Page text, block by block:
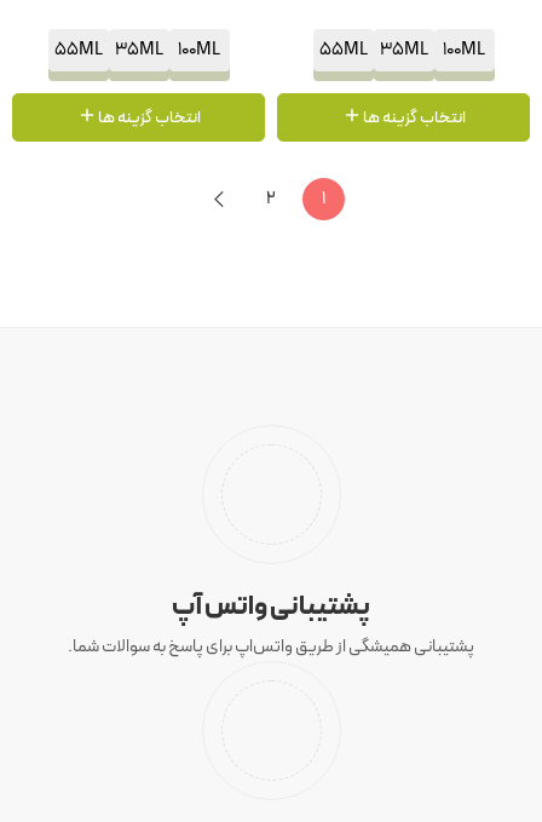
100ML
35ML
55ML
انتخاب گزینه ها
100ML
35ML
55ML
انتخاب گزینه ها
1
2
پشتیبانی واتس آپ
پشتیبانی همیشگی از طریق واتس‌اپ برای پاسخ به سوالات شما.